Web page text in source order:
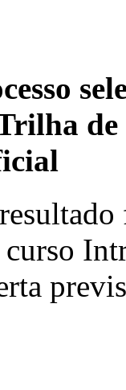
de